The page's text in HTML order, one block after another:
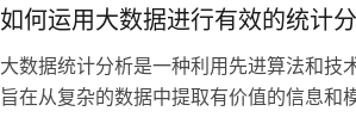
如何运用大数据进行有效的统计分
大数据统计分析是一种利用先进算法和技
旨在从复杂的数据中提取有价值的信息和